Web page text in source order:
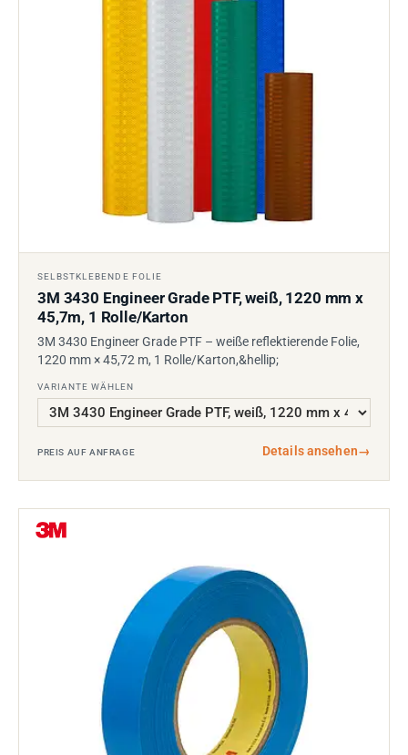
SELBSTKLEBENDE FOLIE
3M 3430 Engineer Grade PTF, weiß, 1220 mm x
45,7m, 1 Rolle/Karton
3M 3430 Engineer Grade PTF – weiße reflektierende Folie,
1220 mm × 45,72 m, 1 Rolle/Karton,&hellip;
VARIANTE WÄHLEN
PREIS AUF ANFRAGE Details ansehen→